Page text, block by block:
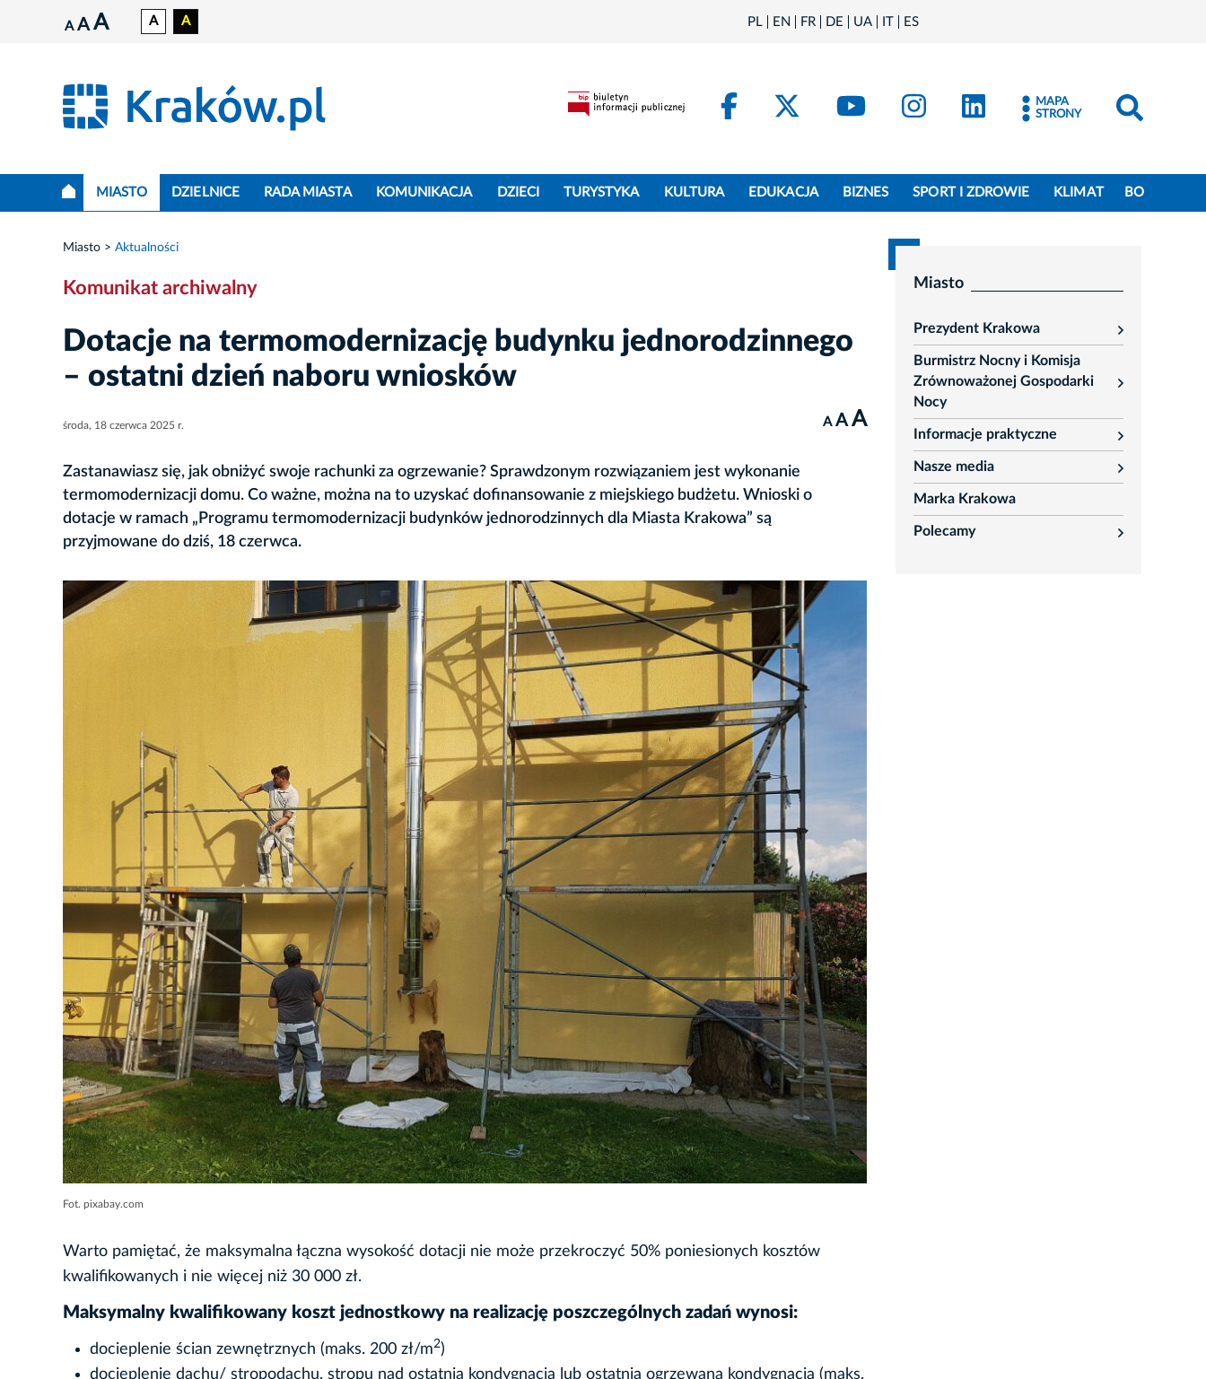
A A A A A PL EN FR DE UA IT ES
FacebookKraków - X
Kraków - YouTube
Kraków - Instagram
Kraków - LinkedIn
MAPA
STRONY
MIASTO DZIELNICE RADA MIASTA KOMUNIKACJA DZIECI TURYSTYKA KULTURA EDUKACJA BIZNES SPORT I ZDROWIE KLIMAT BO
Miasto Aktualności
Komunikat archiwalny
Dotacje na termomodernizację budynku jednorodzinnego
– ostatni dzień naboru wniosków
środa, 18 czerwca 2025 r. A A A
Zastanawiasz się, jak obniżyć swoje rachunki za ogrzewanie? Sprawdzonym rozwiązaniem jest wykonanie
termomodernizacji domu. Co ważne, można na to uzyskać dofinansowanie z miejskiego budżetu. Wnioski o
dotacje w ramach „Programu termomodernizacji budynków jednorodzinnych dla Miasta Krakowa” są
przyjmowane do dziś, 18 czerwca.
Fot. pixabay.com
Warto pamiętać, że maksymalna łączna wysokość dotacji nie może przekroczyć 50% poniesionych kosztów
kwalifikowanych i nie więcej niż 30 000 zł.
Maksymalny kwalifikowany koszt jednostkowy na realizację poszczególnych zadań wynosi:
docieplenie ścian zewnętrznych (maks. 200 zł/m2)
docieplenie dachu/ stropodachu, stropu nad ostatnią kondygnacją lub ostatnią ogrzewaną kondygnacją (maks.
Miasto
Prezydent Krakowa
rozwiń
Burmistrz Nocny i Komisja
Zrównoważonej Gospodarki
Nocy
rozwiń
Informacje praktyczne
rozwiń
Nasze media
rozwiń
Marka Krakowa
Polecamy
rozwiń